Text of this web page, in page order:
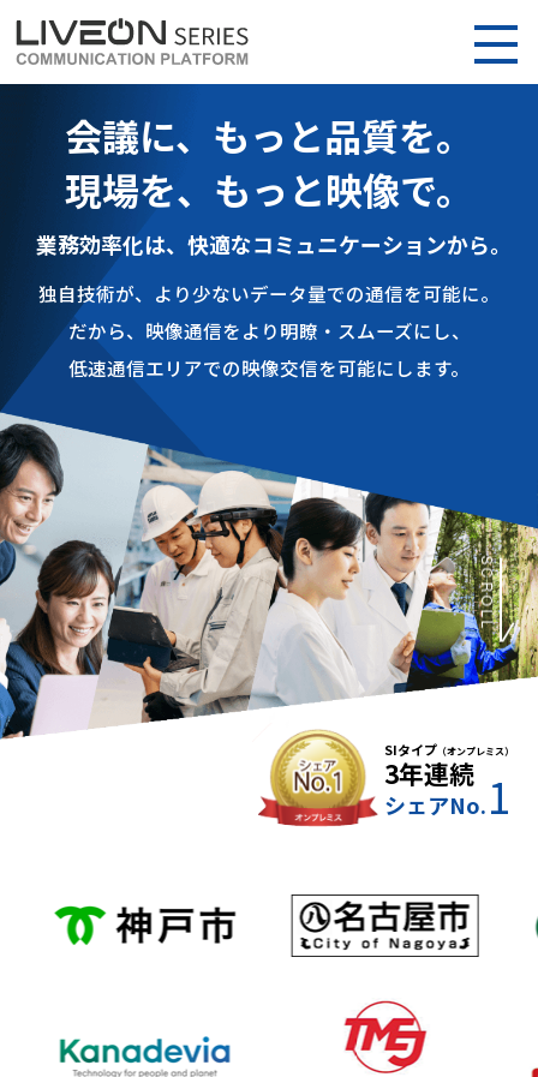
会議に、もっと品質を。
現場を、もっと映像で。
業務効率化は、快適なコミュニケーションから。
独自技術が、より少ないデータ量での通信を可能に。
だから、映像通信をより明瞭・スムーズにし、
低速通信エリアでの映像交信を可能にします。
SIタイプ （オンプレミス）
3年連続
シェアNo.1
SCROLL